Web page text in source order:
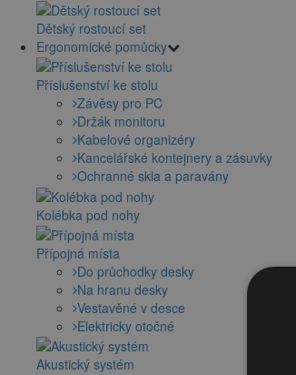
Dětský rostoucí set
Ergonomické pomůcky
Příslušenství ke stolu
Závěsy pro PC
Držák monitoru
Kabelové organizéry
Kancelářské kontejnery a zásuvky
Ochranné skla a paravány
Kolébka pod nohy
Přípojná místa
Do průchodky desky
Na hranu desky
Vestavěné v desce
Elektricky otočné
Akustický systém